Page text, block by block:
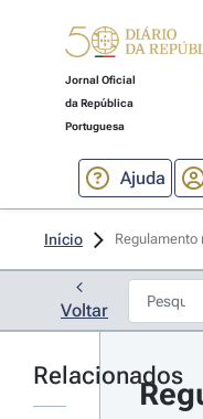
Jornal Oficial
da República
Portuguesa
Ajuda
Início Regulamento
Voltar
Relacionados